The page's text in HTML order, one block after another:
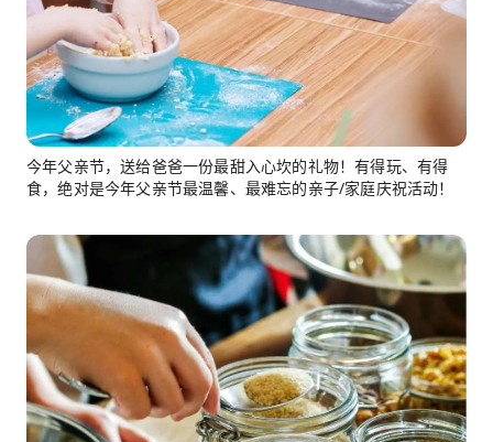
今年父亲节，送给爸爸一份最甜入心坎的礼物！有得玩、有得
食，绝对是今年父亲节最温馨、最难忘的亲子/家庭庆祝活动！